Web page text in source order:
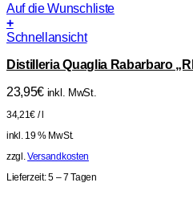
Auf die Wunschliste
+
Schnellansicht
Distilleria Quaglia Rabarbaro
23,95€ inkl. MwSt.
34,21€ /l
inkl. 19 % MwSt.
zzgl.Versandkosten
Lieferzeit:5 – 7 Tagen